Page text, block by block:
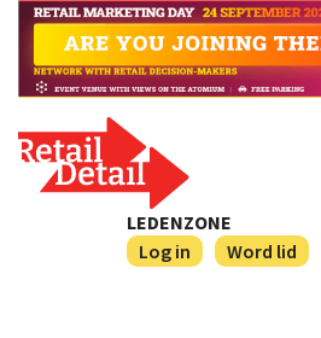
LEDENZONE
Log in
Word lid